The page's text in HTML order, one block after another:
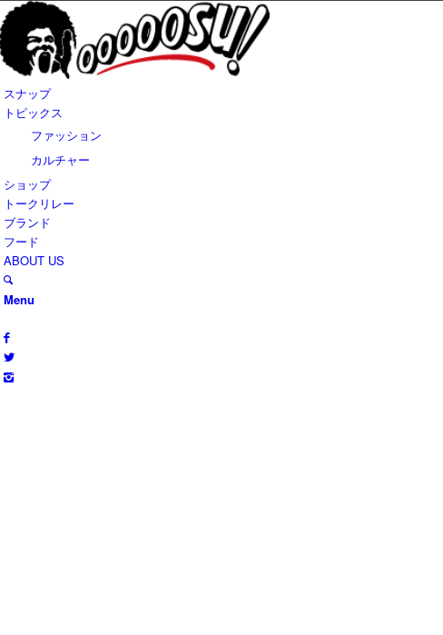
スナップ
トピックス
ファッション
カルチャー
ショップ
トークリレー
ブランド
フード
ABOUT US
Menu